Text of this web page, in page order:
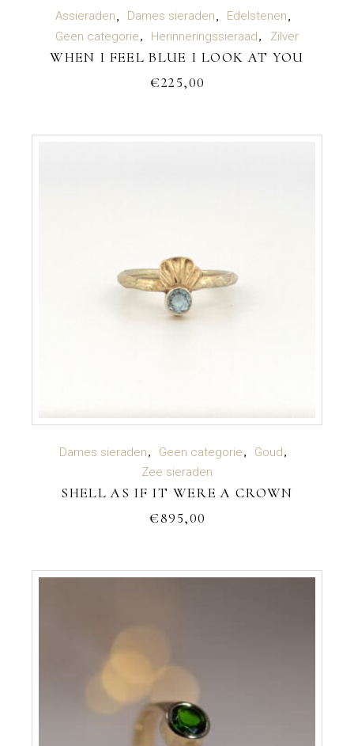
TOEVOEGEN AAN WINKELWAGEN
Assieraden Dames sieraden
Edelstenen
Geen categorie
Herinneringssieraad Zilver
WHEN I FEEL BLUE I LOOK AT YOU
€225,00
TOEVOEGEN AAN WINKELWAGEN
Dames sieraden Geen categorie
Goud
Zee sieraden
SHELL AS IF IT WERE A CROWN
€895,00